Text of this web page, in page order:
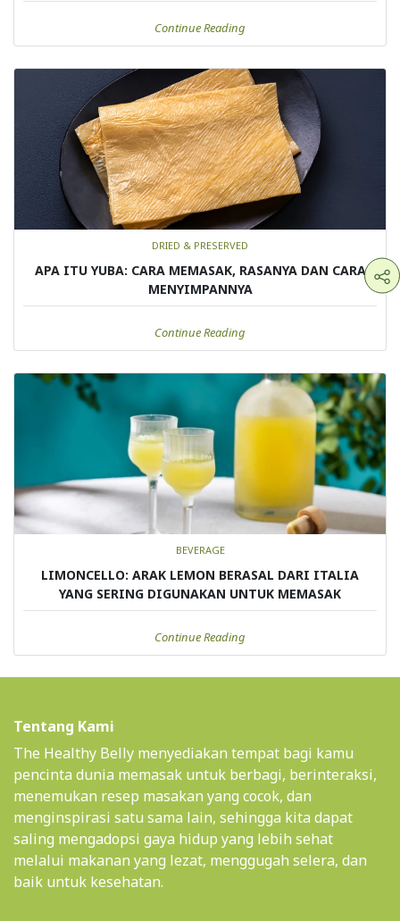
Continue Reading
DRIED & PRESERVED
APA ITU YUBA: CARA MEMASAK, RASANYA DAN CARA
MENYIMPANNYA
Continue Reading
BEVERAGE
LIMONCELLO: ARAK LEMON BERASAL DARI ITALIA
YANG SERING DIGUNAKAN UNTUK MEMASAK
Continue Reading
Tentang Kami
The Healthy Belly menyediakan tempat bagi kamu
pencinta dunia memasak untuk berbagi, berinteraksi,
menemukan resep masakan yang cocok, dan
menginspirasi satu sama lain, sehingga kita dapat
saling mengadopsi gaya hidup yang lebih sehat
melalui makanan yang lezat, menggugah selera, dan
baik untuk kesehatan.